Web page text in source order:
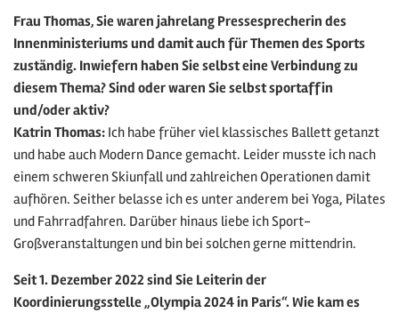
Frau Thomas, Sie waren jahrelang Pressesprecherin des
Innenministeriums und damit auch für Themen des Sports
zuständig. Inwiefern haben Sie selbst eine Verbindung zu
diesem Thema? Sind oder waren Sie selbst sportaffin
und/oder aktiv?
Katrin Thomas: Ich habe früher viel klassisches Ballett getanzt
und habe auch Modern Dance gemacht. Leider musste ich nach
einem schweren Skiunfall und zahlreichen Operationen damit
aufhören. Seither belasse ich es unter anderem bei Yoga, Pilates
und Fahrradfahren. Darüber hinaus liebe ich Sport-
Großveranstaltungen und bin bei solchen gerne mittendrin.
Seit 1. Dezember 2022 sind Sie Leiterin der
Koordinierungsstelle „Olympia 2024 in Paris“. Wie kam es